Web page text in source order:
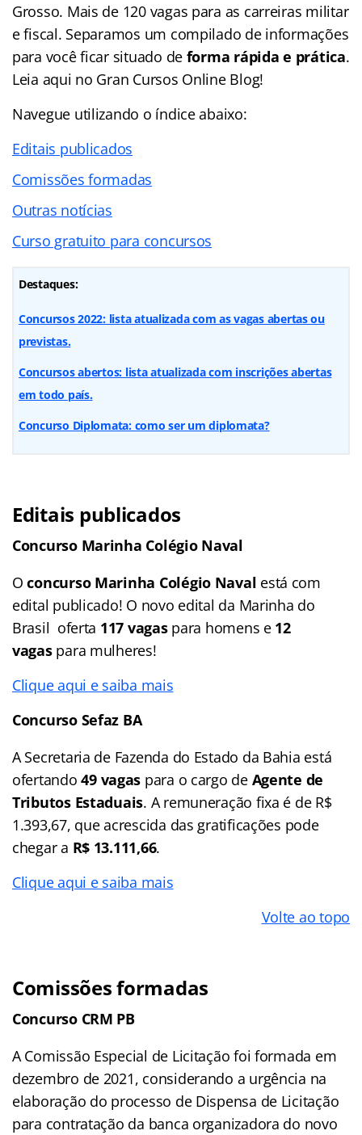
Grosso. Mais de 120 vagas para as carreiras militar
e fiscal. Separamos um compilado de informações
para você ficar situado de forma rápida e prática.
Leia aqui no Gran Cursos Online Blog!
Navegue utilizando o índiceabaixo:
Editais publicados
Comissões formadas
Outras notícias
Curso gratuito para concursos
Destaques:
Concursos 2022: lista atualizada com as vagas abertas ou
previstas.
Concursos abertos: lista atualizada com inscrições abertas
em todo país.
Concurso Diplomata: como ser um diplomata?
Editais publicados
Concurso Marinha Colégio Naval
Oconcurso Marinha Colégio Naval está com
edital publicado! O novo edital da Marinha do
Brasil oferta 117 vagaspara homens e 12
vagaspara mulheres!
Clique aqui e saiba mais
Concurso Sefaz BA
A Secretaria de Fazenda do Estado da Bahia está
ofertando49 vagas para o cargo de Agente de
Tributos Estaduais. A remuneração fixa é de R$
1.393,67, que acrescida das gratificações pode
chegar a R$ 13.111,66.
Clique aqui e saiba mais
Volte ao topo
Comissões formadas
Concurso CRM PB
A Comissão Especial de Licitação foi formada em
dezembro de 2021, considerando a urgência na
elaboração do processo de Dispensa de Licitação
para contratação da banca organizadora do novo